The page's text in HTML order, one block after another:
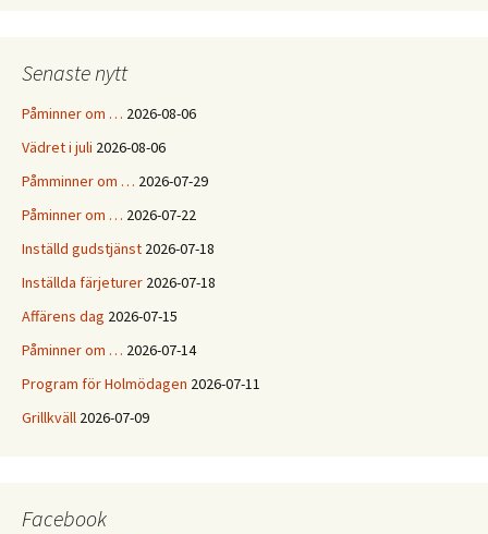
Senaste nytt
Påminner om … 2026-08-06
Vädret i juli 2026-08-06
Påmminner om … 2026-07-29
Påminner om … 2026-07-22
Inställd gudstjänst 2026-07-18
Inställda färjeturer 2026-07-18
Affärens dag 2026-07-15
Påminner om … 2026-07-14
Program för Holmödagen 2026-07-11
Grillkväll 2026-07-09
Facebook